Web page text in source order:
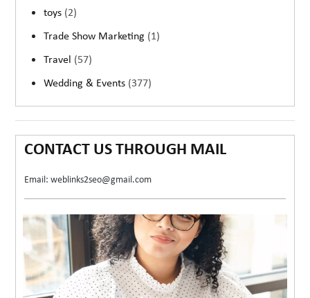
toys (2)
Trade Show Marketing (1)
Travel (57)
Wedding & Events (377)
CONTACT US THROUGH MAIL
Email: weblinks2seo@gmail.com